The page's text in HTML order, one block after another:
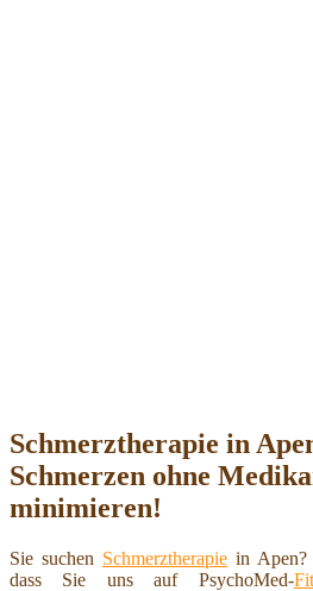
Schmerztherapie in
Schmerzen ohne
minimieren!
Sie suchen Schmerztherapie in Apen?
dass Sie uns auf PsychoMed-Fit